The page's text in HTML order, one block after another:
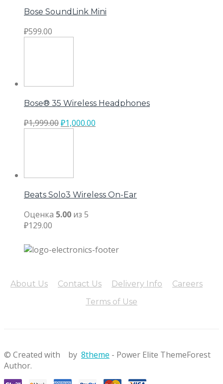
Bose SoundLink Mini
₽599.00
Bose® 35 Wireless Headphones
₽1,999.00₽1,000.00
Beats Solo3 Wireless On-Ear
Оценка 5.00 из 5
₽129.00
About Us Contact Us Delivery Info
Careers
Terms of Use
© Created with by 8theme - Power Elite ThemeForest
Author.